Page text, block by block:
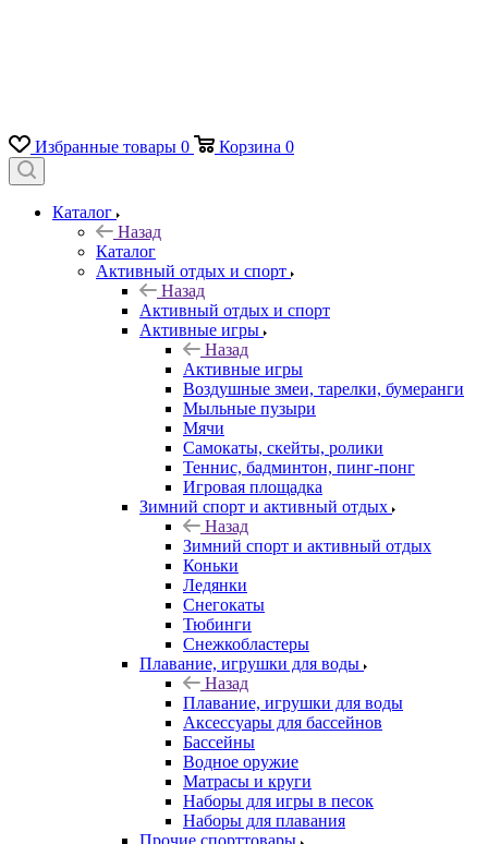
Избранные товары 0 Корзина 0
Каталог
Назад
Каталог
Активный отдых и спорт
Назад
Активный отдых и спорт
Активные игры
Назад
Активные игры
Воздушные змеи, тарелки, бумеранги
Мыльные пузыри
Мячи
Самокаты, скейты, ролики
Теннис, бадминтон, пинг-понг
Игровая площадка
Зимний спорт и активный отдых
Назад
Зимний спорт и активный отдых
Коньки
Ледянки
Снегокаты
Тюбинги
Снежкобластеры
Плавание, игрушки для воды
Назад
Плавание, игрушки для воды
Аксессуары для бассейнов
Бассейны
Водное оружие
Матрасы и круги
Наборы для игры в песок
Наборы для плавания
Прочие спорттовары